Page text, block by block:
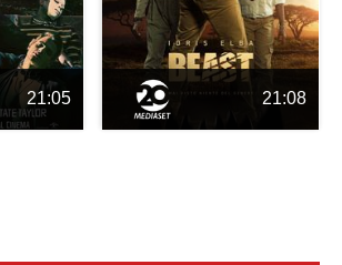
21:05 21:08